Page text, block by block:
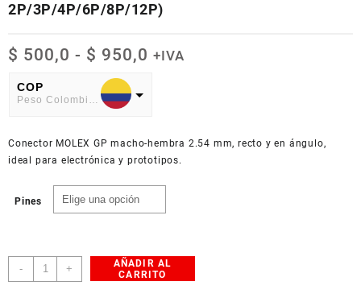
2P/3P/4P/6P/8P/12P)
$ 500,0 - $ 950,0 Rango
hasta
$ 950,0
+IVA
COP
Peso Colombiano
American Dollar
Conector MOLEX GP macho-hembra 2.54 mm, recto y en ángulo,
ideal para electrónica y prototipos.
Pines
-
Conector
GP
+
AÑADIR AL
CARRITO